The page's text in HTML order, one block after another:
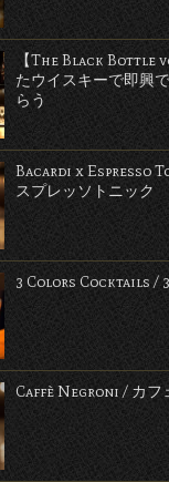
【The Black Bottle
たウイスキーで即興
らう
Bacardi x Espresso
スプレッソトニック
3 Colors Cocktails /
Caffè Negroni / カフ